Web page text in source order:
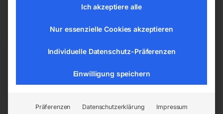
office@elmag.atIch akzeptiere alle
Nur essenzielle Cookies akzeptieren
Individuelle Datenschutz-Präferenzen
Einwilligung speichern
Präferenzen Datenschutzerklärung Impressum